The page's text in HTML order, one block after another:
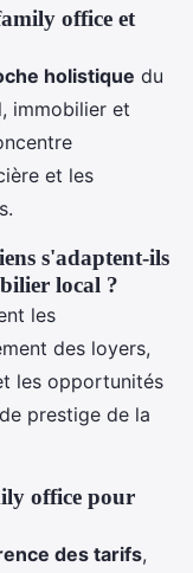
office et
holistique du
immobilier et
et les
s'adaptent-ils
local ?
les
des loyers,
les opportunités
prestige de la
office pour
des tarifs,